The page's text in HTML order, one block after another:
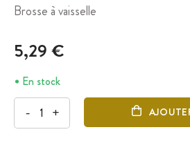
Brosse à vaisselle
5,29 €
En stock
- +